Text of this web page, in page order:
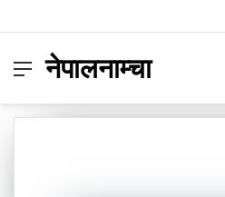
Menu
नेपालनाम्चा